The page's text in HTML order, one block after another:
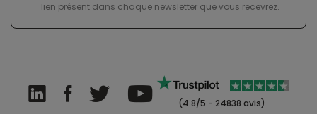
lien présent dans chaque newsletter que vous recevrez.
(4.8/5 - 24838 avis)